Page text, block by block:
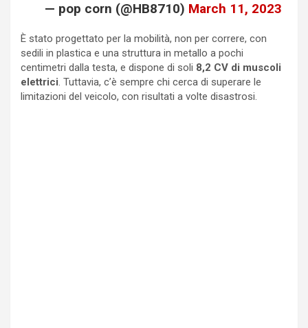
— pop corn (@HB8710) March 11, 2023
È stato progettato per la mobilità, non per correre, con
sedili in plastica e una struttura in metallo a pochi
centimetri dalla testa, e dispone di soli 8,2 CV di muscoli
elettrici. Tuttavia, c’è sempre chi cerca di superare le
limitazioni del veicolo, con risultati a volte disastrosi.